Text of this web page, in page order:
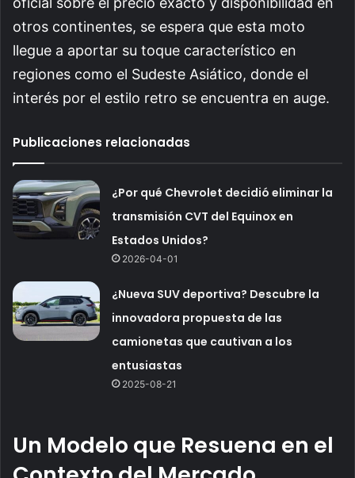
otros continentes, se espera que esta moto
llegue a aportar su toque característico en
regiones como el Sudeste Asiático, donde el
interés por el estilo retro se encuentra en auge.
Publicaciones relacionadas
¿Por qué Chevrolet decidió eliminar la
transmisión CVT del Equinox en
Estados Unidos?
2026-04-01
¿Nueva SUV deportiva? Descubre la
innovadora propuesta de las
camionetas que cautivan a los
entusiastas
2025-08-21
Un Modelo que Resuena en el